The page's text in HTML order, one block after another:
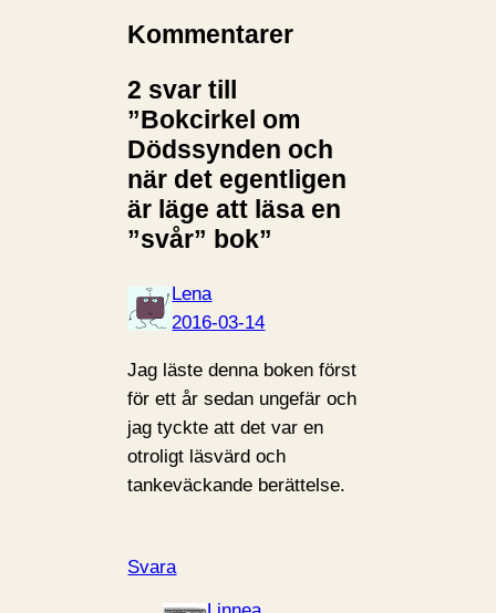
Kommentarer
2 svar till
”Bokcirkel om
Dödssynden och
när det egentligen
är läge att läsa en
”svår” bok”
Lena
2016-03-14
Jag läste denna boken först
för ett år sedan ungefär och
jag tyckte att det var en
otroligt läsvärd och
tankeväckande berättelse.
Svara